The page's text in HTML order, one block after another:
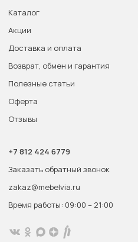
Каталог
Акции
Доставка и оплата
Возврат, обмен и гарантия
Полезные статьи
Оферта
Отзывы
+7 812 424 6779
Заказать обратный звонок
zakaz@mebelvia.ru
Время работы: 09:00 – 21:00